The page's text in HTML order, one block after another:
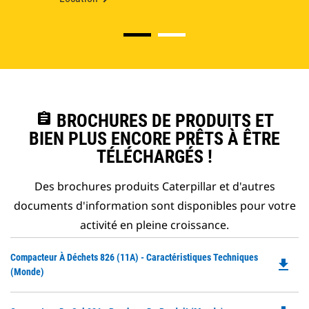
assignment BROCHURES DE PRODUITS ET
BIEN PLUS ENCORE PRÊTS À ÊTRE
TÉLÉCHARGÉS !
Des brochures produits Caterpillar et d'autres
documents d'information sont disponibles pour votre
activité en pleine croissance.
Compacteur À Déchets 826 (11A) - Caractéristiques Techniques
(Monde)
file_download